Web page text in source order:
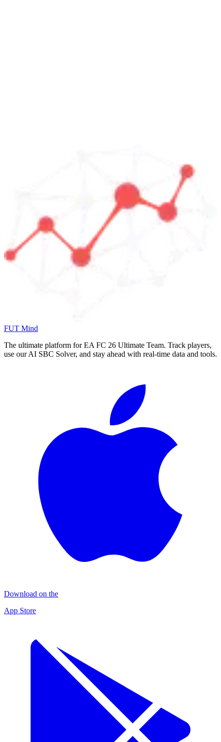
FUT Mind
The ultimate platform for EA FC 26 Ultimate Team. Track players,
use our AI SBC Solver, and stay ahead with real-time data and tools.
Download on the
App Store